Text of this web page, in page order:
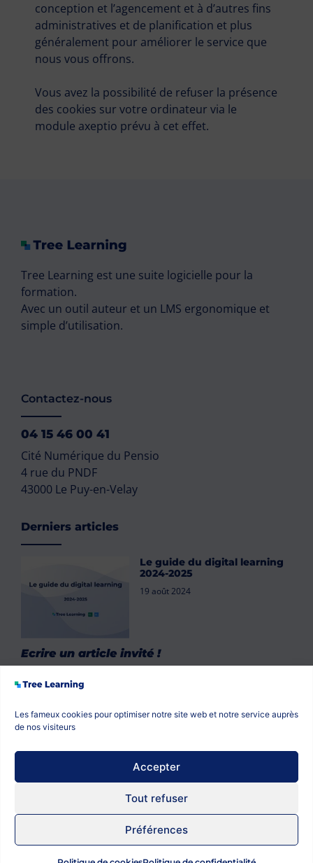
Les fameux cookies pour optimiser notre site web et notre service auprès
de nos visiteurs
Accepter
Tout refuser
Préférences
conception et l’agencement et à d’autres fins
administratives et de planification et plus
généralement pour améliorer le service que
nous vous offrons.
Vous avez la possibilité de refuser la présence
des cookies sur votre ordinateur via le
module axeptio prévu à cet effet.
Tree Learning est une suite logicielle pour la
formation.
Avec un outil auteur et un LMS ergonomique et
simple d’utilisation.
Contactez-nous
04 15 46 00 41
Cité Numérique du Pensio
4 rue du PNDF
43000 Le Puy-en-Velay
Derniers articles
Le guide du digital learning
2024-2025
19 août 2024
Ecrire un article invité !
Suivez-nous
Politique de confidentialité